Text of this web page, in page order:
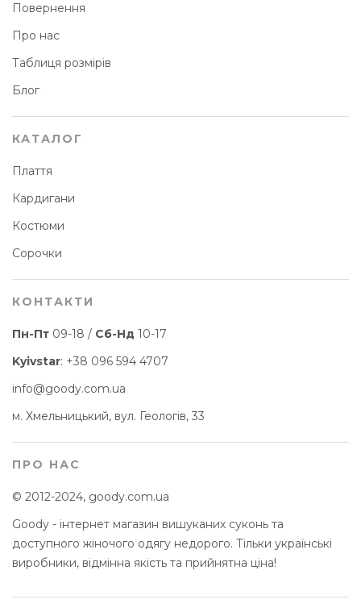
Повернення
Про нас
Таблиця розмірів
Блог
КАТАЛОГ
Плаття
Кардигани
Костюми
Сорочки
КОНТАКТИ
Пн-Пт 09-18 / Сб-Нд 10-17
Kyivstar: +38 096 594 4707
info@goody.com.ua
м. Хмельницький, вул. Геологів, 33
ПРО НАС
© 2012-2024, goody.com.ua
Goody - інтернет магазин вишуканих суконь та
доступного жіночого одягу недорого. Тільки українські
виробники, відмінна якість та прийнятна ціна!